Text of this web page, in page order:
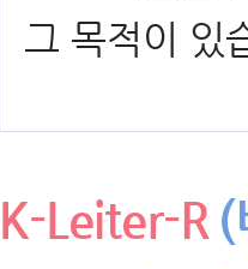
그 목적이 있
K-Leiter-R (